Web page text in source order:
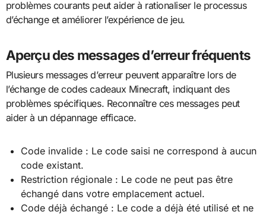
problèmes courants peut aider à rationaliser le processus
d’échange et améliorer l’expérience de jeu.
Aperçu des messages d’erreur fréquents
Plusieurs messages d’erreur peuvent apparaître lors de
l’échange de codes cadeaux Minecraft, indiquant des
problèmes spécifiques. Reconnaître ces messages peut
aider à un dépannage efficace.
Code invalide : Le code saisi ne correspond à aucun
code existant.
Restriction régionale : Le code ne peut pas être
échangé dans votre emplacement actuel.
Code déjà échangé : Le code a déjà été utilisé et ne